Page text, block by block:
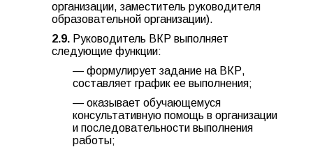
организации, заместитель руководителя
образовательной организации).
2.9. Руководитель ВКР выполняет
следующие функции:
— формулирует задание на ВКР,
составляет график ее выполнения;
— оказывает обучающемуся
консультативную помощь в организации
и последовательности выполнения
работы;